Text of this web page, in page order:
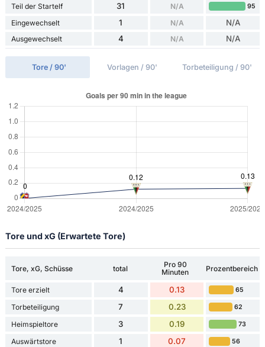
Teil der Startelf 31 N/A 95
Eingewechselt 1 N/A N/A
Ausgewechselt 4 N/A N/A
Tore / 90' Vorlagen / 90' Torbeteiligung / 90'
Tore und xG (Erwartete Tore)
Tore, xG, Schüsse total
Pro 90
Minuten
Prozentbereich
Tore erzielt 4 0.13 65
Torbeteiligung 7 0.23 62
Heimspieltore 3 0.19 73
Auswärtstore 1 0.07 56